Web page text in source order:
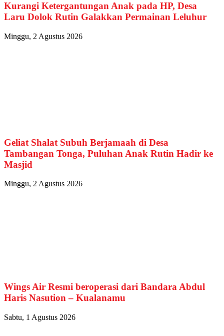
Kurangi Ketergantungan Anak pada HP, Desa
Laru Dolok Rutin Galakkan Permainan Leluhur
Minggu, 2 Agustus 2026
Geliat Shalat Subuh Berjamaah di Desa
Tambangan Tonga, Puluhan Anak Rutin Hadir ke
Masjid
Minggu, 2 Agustus 2026
Wings Air Resmi beroperasi dari Bandara Abdul
Haris Nasution – Kualanamu
Sabtu, 1 Agustus 2026